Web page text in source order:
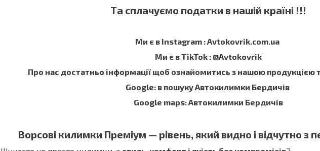
Та сплачуємо податки в нашій країні !!!
Ми є в Instagram : Avtokovrik.com.ua
Ми є в TikTok : @Avtokovrik
Про нас достатньо інформації щоб ознайомитись з нашою продукцією
Google: в пошуку Автокилимки Бердичів
Google maps: Автокилимки Бердичів
Ворсові килимки Преміум — рівень, який видно і відчутно з